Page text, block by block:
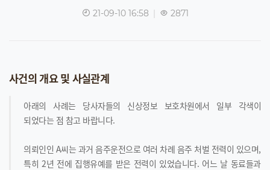
21-09-10 16:58 | 2871
사건의 개요 및 사실관계
아래의 사례는 당사자들의 신상정보 보호차원에서 일부 각색이
되었다는 점 참고 바랍니다.
의뢰인인 A씨는 과거 음주운전으로 여러 차례 음주 처벌 전력이 있으며,
특히 2년 전에 집행유예를 받은 전력이 있었습니다. 어느 날 동료들과